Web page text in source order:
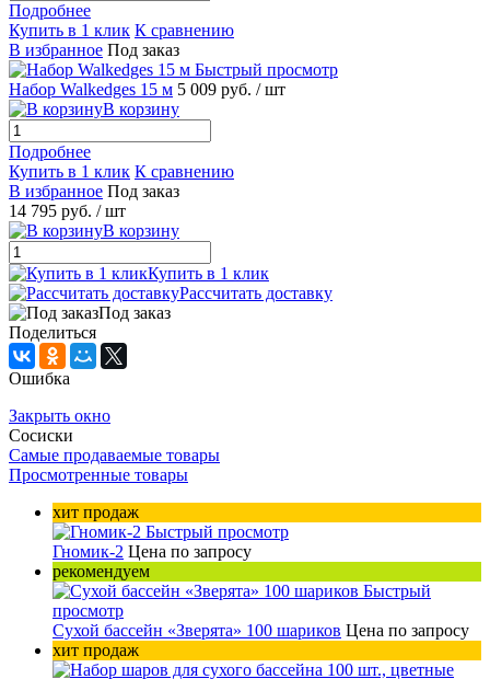
Подробнее
Купить в 1 клик К сравнению
В избранное Под заказ
Быстрый просмотр
Набор Walkedges 15 м 5 009 руб. / шт
В корзину
Подробнее
Купить в 1 клик К сравнению
В избранное Под заказ
14 795 руб. / шт
В корзину
Купить в 1 клик
Рассчитать доставку
Под заказ
Поделиться
Ошибка
Закрыть окно
Сосиски
Самые продаваемые товары
Просмотренные товары
хит продаж
Быстрый просмотр
Гномик-2 Цена по запросу
рекомендуем
Быстрый
просмотр
Сухой бассейн «Зверята» 100 шариков Цена по запросу
хит продаж